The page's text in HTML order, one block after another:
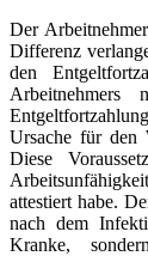
Der
Differenz
den
Ursache für den
Diese
attestiert habe.
nach dem
Kranke,